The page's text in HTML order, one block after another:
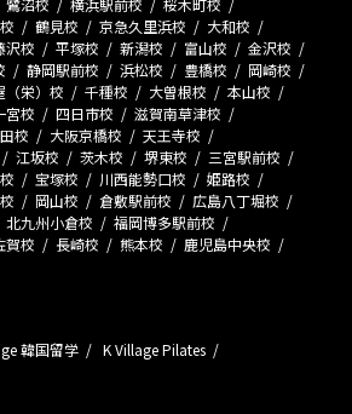
鶴見校 京急久里浜校
大和校
沢校 平塚校 新潟校 富山校
金沢校
静岡駅前校 浜松校 豊橋校
岡崎校
（栄）校 千種校 大曽根校
本山校
宮校 四日市校
滋賀南草津校
校 大阪京橋校
天王寺校
江坂校 茨木校 堺東校
三宮駅前校
宝塚校 川西能勢口校
姫路校
岡山校 倉敷駅前校
広島八丁堀校
北九州小倉校
福岡博多駅前校
賀校 長崎校 熊本校
鹿児島中央校
韓国留学
K Village Pilates